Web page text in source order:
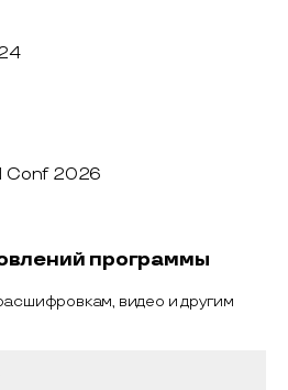
Conf 2026
программы
видео и другим